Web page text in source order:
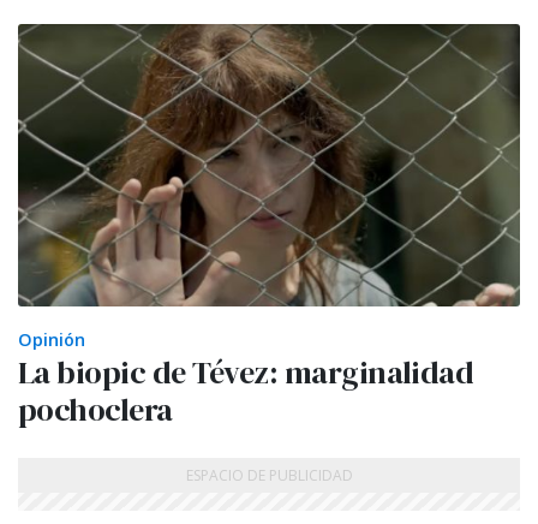
Opinión
La biopic de Tévez: marginalidad
pochoclera